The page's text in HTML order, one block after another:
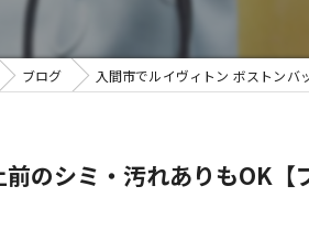
不用品買
ブログ 入間市でルイヴィトン ボストンバ
のシミ・汚れありもOK【